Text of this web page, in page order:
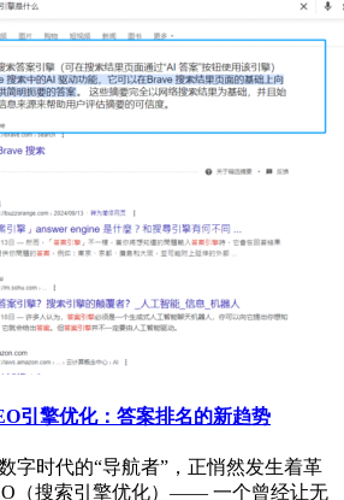
引擎优化：答案排名的新趋势
字时代的“导航者”，正悄然发生着革
（搜索引擎优化）—— 一个曾经让无